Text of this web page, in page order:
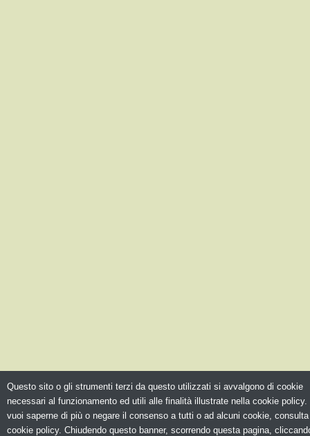
Questo sito o gli strumenti terzi da questo utilizzati si avvalgono di cookie
necessari al funzionamento ed utili alle finalità illustrate nella cookie policy.
vuoi saperne di più o negare il consenso a tutti o ad alcuni cookie,
cookie policy. Chiudendo questo banner, scorrendo questa pagina,